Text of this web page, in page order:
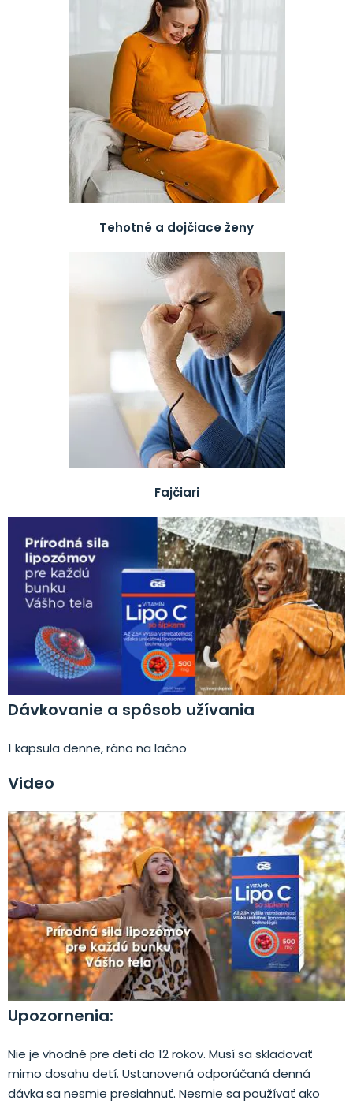
Tehotné a dojčiace ženy
Fajčiari
Dávkovanie a spôsob užívania
1 kapsula denne, ráno na lačno
Video
Upozornenia:
Nie je vhodné pre deti do 12 rokov. Musí sa skladovať
mimo dosahu detí. Ustanovená odporúčaná denná
dávka sa nesmie presiahnuť. Nesmie sa používať ako